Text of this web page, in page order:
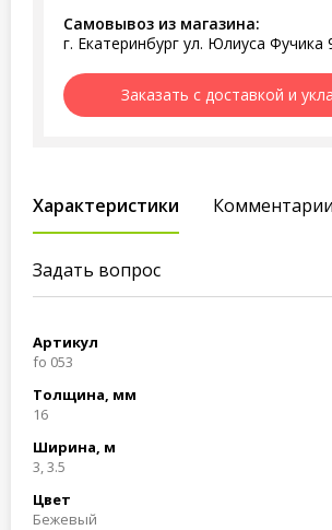
Самовывоз из магазина:
г. Екатеринбург ул. Юлиуса Фучика
Заказать с доставкой и
Характеристики
Задать вопрос
Артикул
fo 053
Толщина, мм
16
Ширина, м
3, 3.5
Цвет
Бежевый